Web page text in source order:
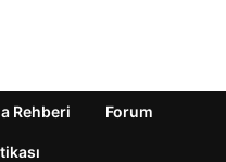
Rehberi Forum